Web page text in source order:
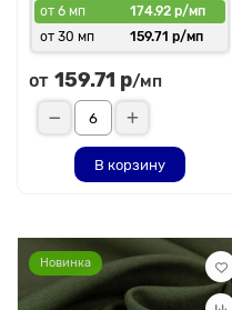
от 6 мп
174.92 р/мп
от 30 мп
159.71 р/мп
от 159.71 р/мп
В корзину
Новинка